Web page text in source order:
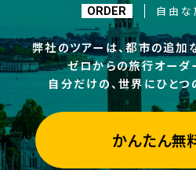
ORDER 自由
弊社のツアーは、都市の追加
ゼロからの旅行オーダ
自分だけの、世界にひとつ
かんたん無